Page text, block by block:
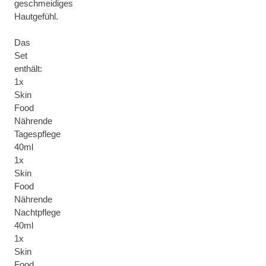
geschmeidiges
Hautgefühl.
Das
Set
enthält:
1x
Skin
Food
Nährende
Tagespflege
40ml
1x
Skin
Food
Nährende
Nachtpflege
40ml
1x
Skin